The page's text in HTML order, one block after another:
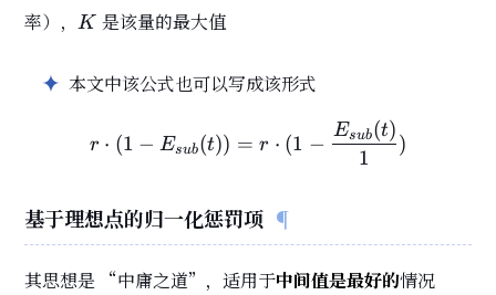
率），K
K 是该量的最大值
本文中该公式也可以写成该形式
r\cdot(1-E_{sub}(t)) =
r ⋅ (1 − Esub(t)) = r ⋅ (1 −
1
Esub(t)
)
基于理想点的归一化惩罚项
其思想是 “中庸之道”，适用于中间值是最好的情况